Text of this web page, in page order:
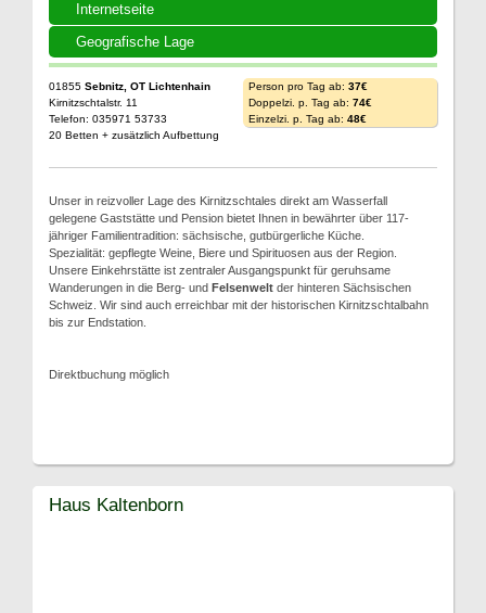
Internetseite
Geografische Lage
01855 Sebnitz, OT Lichtenhain
Kirnitzschtalstr. 11
Telefon: 035971 53733
20 Betten + zusätzlich Aufbettung
Person pro Tag ab: 37€
Doppelzi. p. Tag ab: 74€
Einzelzi. p. Tag ab: 48€
Unser in reizvoller Lage des Kirnitzschtales direkt am Wasserfall
gelegene Gaststätte und Pension bietet Ihnen in bewährter über 117-
jähriger Familientradition: sächsische, gutbürgerliche Küche.
Spezialität: gepflegte Weine, Biere und Spirituosen aus der Region.
Unsere Einkehrstätte ist zentraler Ausgangspunkt für geruhsame
Wanderungen in die Berg- und Felsenwelt der hinteren Sächsischen
Schweiz. Wir sind auch erreichbar mit der historischen Kirnitzschtalbahn
bis zur Endstation.
Direktbuchung möglich
Haus Kaltenborn